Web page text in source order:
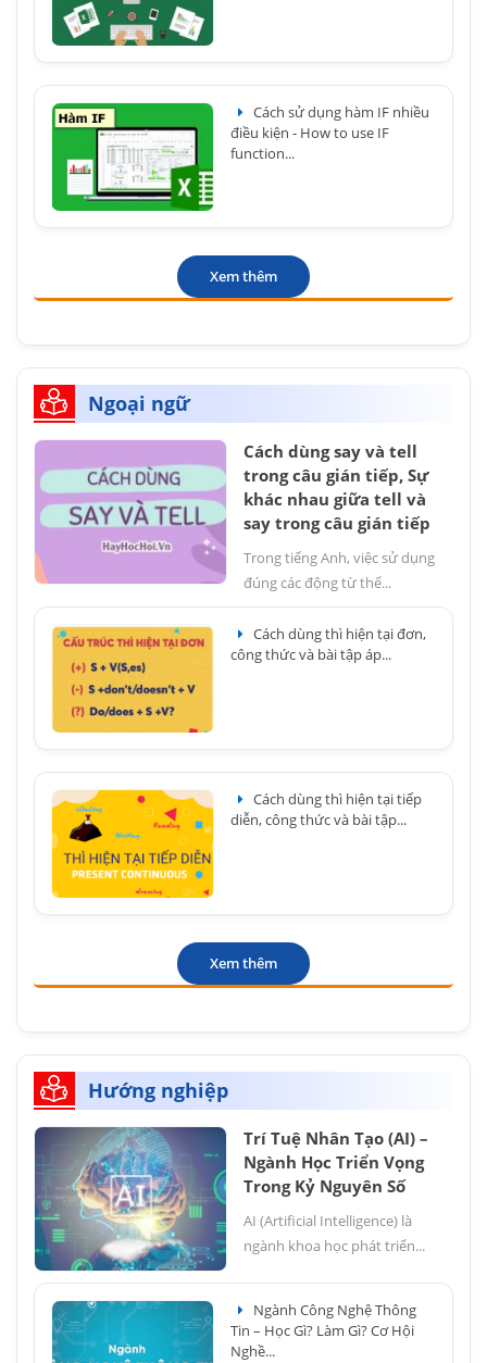
Cách sử dụng hàm IF nhiều
điều kiện - How to use IF
function...
Xem thêm
Ngoại ngữ
Cách dùng say và tell
trong câu gián tiếp, Sự
khác nhau giữa tell và
say trong câu gián tiếp
Trong tiếng Anh, việc sử dụng
đúng các động từ thể...
Cách dùng thì hiện tại đơn,
công thức và bài tập áp...
Cách dùng thì hiện tại tiếp
diễn, công thức và bài tập...
Xem thêm
Hướng nghiệp
Trí Tuệ Nhân Tạo (AI) –
Ngành Học Triển Vọng
Trong Kỷ Nguyên Số
AI (Artificial Intelligence) là
ngành khoa học phát triển...
Ngành Công Nghệ Thông
Tin – Học Gì? Làm Gì? Cơ Hội
Nghề...